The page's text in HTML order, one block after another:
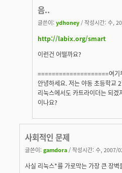
음..
글쓴이: ydhoney / 작성시간: 수,
http://labix.org/smart
이런건 어떨까요?
====================여
안녕하세요. 저는 야동 초등학교
리눅스에서도 카트라이더는 되
이나요?
사회적인 문제
글쓴이: gamdora / 작성시간: 수, 2007/
사실 리눅스*를 가로막는 가장 큰 장벽